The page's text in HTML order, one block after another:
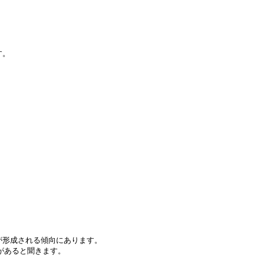
成される傾向にあります。
ると聞きます。